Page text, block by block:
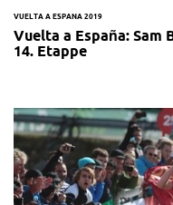
VUELTA A ESPANA 2019
Vuelta a España:
14. Etappe